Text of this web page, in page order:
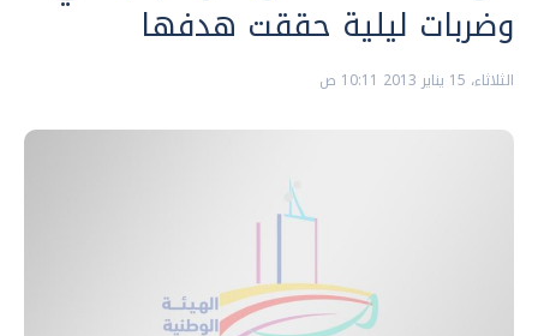
وضربات ليلية حققت هدفها
الثلاثاء، 15 يناير 2013 10:11 ص